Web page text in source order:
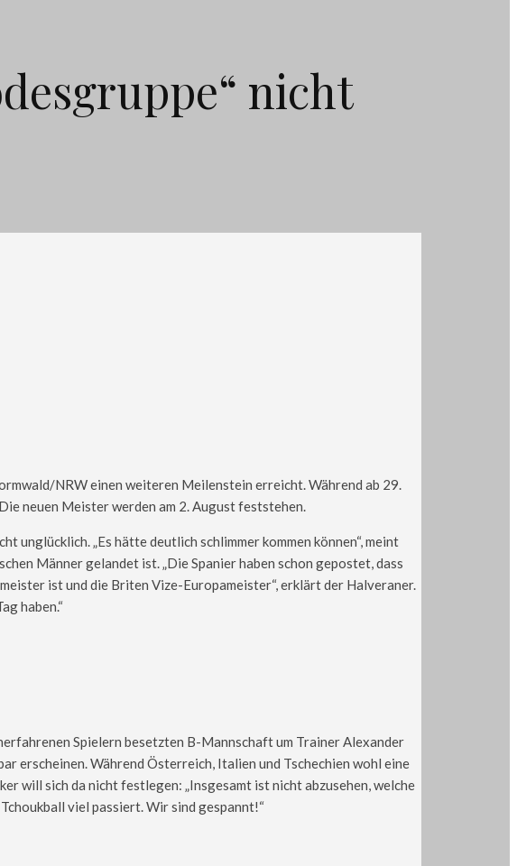
nicht
NRW einen weiteren Meilenstein erreicht. Während ab 29.
neuen Meister werden am 2. August feststehen.
unglücklich. „Es hätte deutlich schlimmer kommen können“, meint
Männer gelandet ist. „Die Spanier haben schon gepostet, dass
ist und die Briten Vize-Europameister“, erklärt der Halveraner.
haben.“
Spielern besetzten B-Mannschaft um Trainer Alexander
erscheinen. Während Österreich, Italien und Tschechien wohl eine
will sich da nicht festlegen: „Insgesamt ist nicht abzusehen, welche
viel passiert. Wir sind gespannt!“